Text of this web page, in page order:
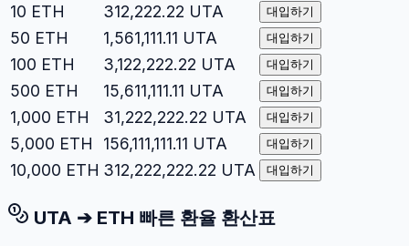
10 ETH 312,222.22 UTA 대입하기
50 ETH 1,561,111.11 UTA 대입하기
100 ETH 3,122,222.22 UTA 대입하기
500 ETH 15,611,111.11 UTA 대입하기
1,000 ETH 31,222,222.22 UTA 대입하기
5,000 ETH 156,111,111.11 UTA 대입하기
10,000 ETH 312,222,222.22 UTA 대입하기
UTA ➔ ETH 빠른 환율 환산표